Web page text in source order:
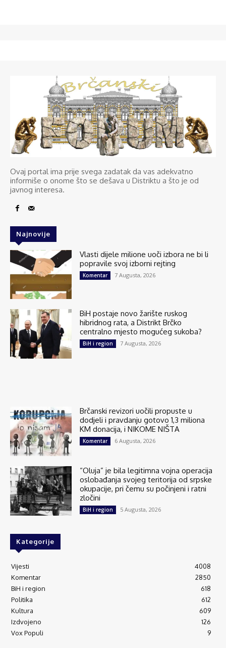
Ovaj portal ima prije svega zadatak da vas adekvatno
informiše o onome što se dešava u Distriktu a što je od
javnog interesa.
Najnovije
Vlasti dijele milione uoči izbora ne bi li
popravile svoj izborni rejting
Komentar 7 Augusta, 2026
BiH postaje novo žarište ruskog
hibridnog rata, a Distrikt Brčko
centralno mjesto mogućeg sukoba?
BiH i region 7 Augusta, 2026
Brčanski revizori uočili propuste u
dodjeli i pravdanju gotovo 1,3 miliona
KM donacija, i NIKOME NIŠTA
Komentar 6 Augusta, 2026
“Oluja” je bila legitimna vojna operacija
oslobađanja svojeg teritorija od srpske
okupacije, pri čemu su počinjeni i ratni
zločini
BiH i region 5 Augusta, 2026
Kategorije
Vijesti
4008
Komentar
2850
BiH i region
618
Politika
612
Kultura
609
Izdvojeno
126
Vox Populi
9